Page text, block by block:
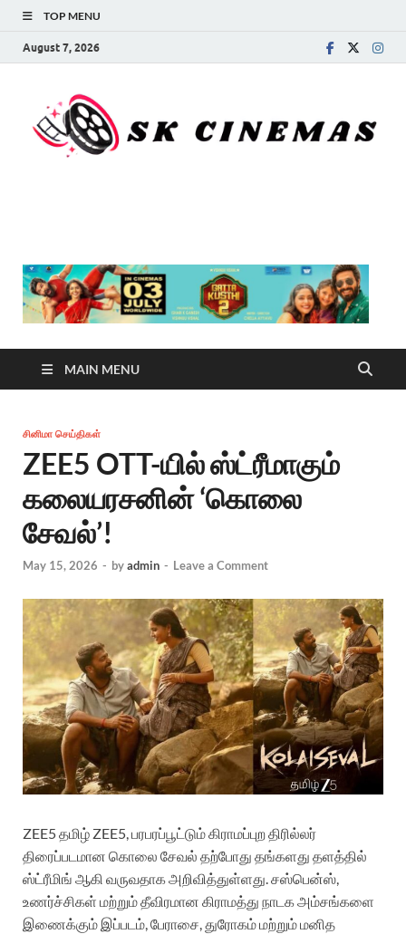
TOP MENU
August 7, 2026
MAIN MENU
சினிமா செய்திகள்
ZEE5 OTT-யில் ஸ்ட்ரீமாகும்
கலையரசனின் ‘கொலை
சேவல்’!
May 15, 2026 - byadmin - Leave a Comment
ZEE5 தமிழ் ZEE5, பரபரப்பூட்டும் கிராமப்புற திரில்லர்
திரைப்படமான கொலை சேவல் தற்போது தங்களது தளத்தில்
ஸ்ட்ரீமிங் ஆகி வருவதாக அறிவித்துள்ளது. சஸ்பென்ஸ்,
உணர்ச்சிகள் மற்றும் தீவிரமான கிராமத்து நாடக அம்சங்களை
இணைக்கும் இப்படம், பேராசை, துரோகம் மற்றும் மனித